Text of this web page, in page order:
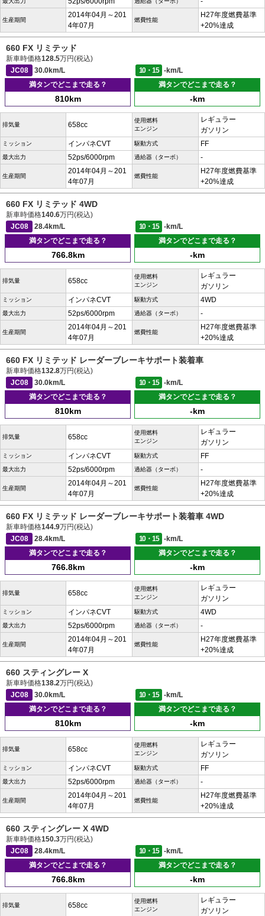
生産期間
2014年04月～201
4年07月
燃費性能
H27年度燃費基準
+20%達成
660 FX リミテッド
新車時価格128.5万円(税込)
JC08
30.0km/L 10・15
-km/L
満タンでどこまで走る？
810km
満タンでどこまで走る？
-km
排気量 658cc
使用燃料
エンジン
レギュラー
ガソリン
ミッション インパネCVT 駆動方式 FF
最大出力 52ps/6000rpm 過給器（ターボ） -
生産期間
2014年04月～201
4年07月
燃費性能
H27年度燃費基準
+20%達成
660 FX リミテッド 4WD
新車時価格140.6万円(税込)
JC08
28.4km/L 10・15
-km/L
満タンでどこまで走る？
766.8km
満タンでどこまで走る？
-km
排気量 658cc
使用燃料
エンジン
レギュラー
ガソリン
ミッション インパネCVT 駆動方式 4WD
最大出力 52ps/6000rpm 過給器（ターボ） -
生産期間
2014年04月～201
4年07月
燃費性能
H27年度燃費基準
+20%達成
660 FX リミテッド レーダーブレーキサポート装着車
新車時価格132.8万円(税込)
JC08
30.0km/L 10・15
-km/L
満タンでどこまで走る？
810km
満タンでどこまで走る？
-km
排気量 658cc
使用燃料
エンジン
レギュラー
ガソリン
ミッション インパネCVT 駆動方式 FF
最大出力 52ps/6000rpm 過給器（ターボ） -
生産期間
2014年04月～201
4年07月
燃費性能
H27年度燃費基準
+20%達成
660 FX リミテッド レーダーブレーキサポート装着車 4WD
新車時価格144.9万円(税込)
JC08
28.4km/L 10・15
-km/L
満タンでどこまで走る？
766.8km
満タンでどこまで走る？
-km
排気量 658cc
使用燃料
エンジン
レギュラー
ガソリン
ミッション インパネCVT 駆動方式 4WD
最大出力 52ps/6000rpm 過給器（ターボ） -
生産期間
2014年04月～201
4年07月
燃費性能
H27年度燃費基準
+20%達成
660 スティングレー X
新車時価格138.2万円(税込)
JC08
30.0km/L 10・15
-km/L
満タンでどこまで走る？
810km
満タンでどこまで走る？
-km
排気量 658cc
使用燃料
エンジン
レギュラー
ガソリン
ミッション インパネCVT 駆動方式 FF
最大出力 52ps/6000rpm 過給器（ターボ） -
生産期間
2014年04月～201
4年07月
燃費性能
H27年度燃費基準
+20%達成
660 スティングレー X 4WD
新車時価格150.3万円(税込)
JC08
28.4km/L 10・15
-km/L
満タンでどこまで走る？
766.8km
満タンでどこまで走る？
-km
排気量 658cc
使用燃料
エンジン
レギュラー
ガソリン